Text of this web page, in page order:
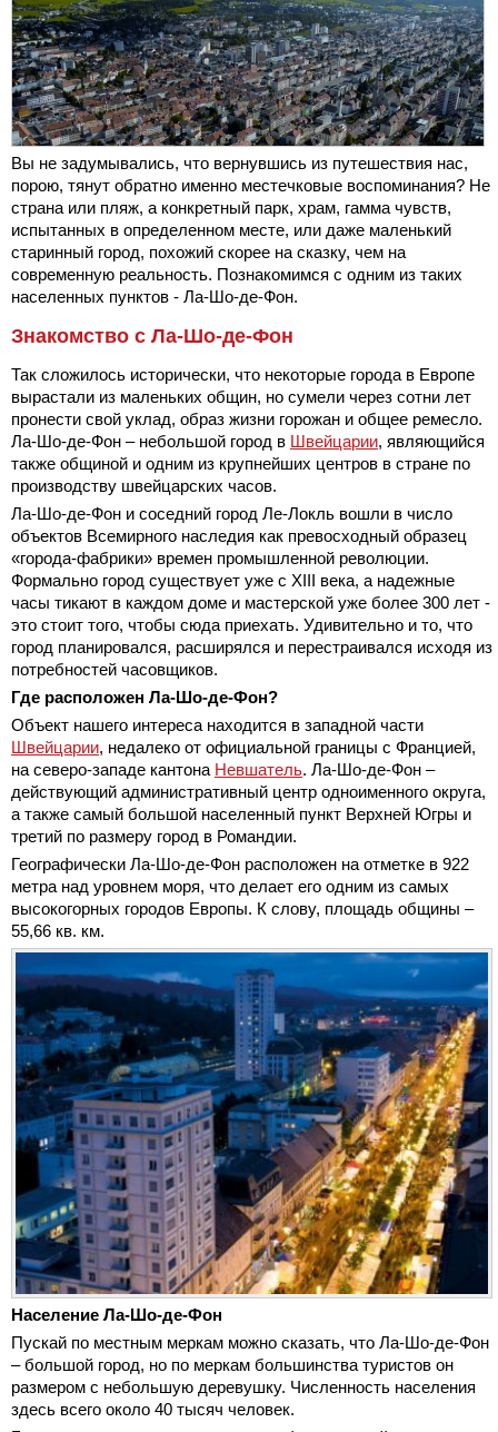
Вы не задумывались, что вернувшись из путешествия нас,
порою, тянут обратно именно местечковые воспоминания? Не
страна или пляж, а конкретный парк, храм, гамма чувств,
испытанных в определенном месте, или даже маленький
старинный город, похожий скорее на сказку, чем на
современную реальность. Познакомимся с одним из таких
населенных пунктов - Ла-Шо-де-Фон.
Знакомство с Ла-Шо-де-Фон
Так сложилось исторически, что некоторые города в Европе
вырастали из маленьких общин, но сумели через сотни лет
пронести свой уклад, образ жизни горожан и общее ремесло.
Ла-Шо-де-Фон – небольшой город в Швейцарии, являющийся
также общиной и одним из крупнейших центров в стране по
производству швейцарских часов.
Ла-Шо-де-Фон и соседний город Ле-Локль вошли в число
объектов Всемирного наследия как превосходный образец
«города-фабрики» времен промышленной революции.
Формально город существует уже с XIII века, а надежные
часы тикают в каждом доме и мастерской уже более 300 лет -
это стоит того, чтобы сюда приехать. Удивительно и то, что
город планировался, расширялся и перестраивался исходя из
потребностей часовщиков.
Где расположен Ла-Шо-де-Фон?
Объект нашего интереса находится в западной части
Швейцарии, недалеко от официальной границы с Францией,
на северо-западе кантона Невшатель. Ла-Шо-де-Фон –
действующий административный центр одноименного округа,
а также самый большой населенный пункт Верхней Югры и
третий по размеру город в Романдии.
Географически Ла-Шо-де-Фон расположен на отметке в 922
метра над уровнем моря, что делает его одним из самых
высокогорных городов Европы. К слову, площадь общины –
55,66 кв. км.
Население Ла-Шо-де-Фон
Пускай по местным меркам можно сказать, что Ла-Шо-де-Фон
– большой город, но по меркам большинства туристов он
размером с небольшую деревушку. Численность населения
здесь всего около 40 тысяч человек.